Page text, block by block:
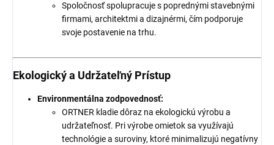
Spoločnosť spolupracuje s poprednými stavebnými
firmami, architektmi a dizajnérmi, čím podporuje
svoje postavenie na trhu.
Ekologický a Udržateľný Prístup
Environmentálna zodpovednosť:
ORTNER kladie dôraz na ekologickú výrobu a
udržateľnosť. Pri výrobe omietok sa využívajú
technológie a suroviny, ktoré minimalizujú negatívny